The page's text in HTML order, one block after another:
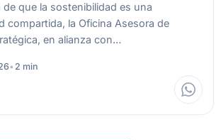
de que la sostenibilidad es una
compartida, la Oficina Asesora de
en alianza con…
• 2 min